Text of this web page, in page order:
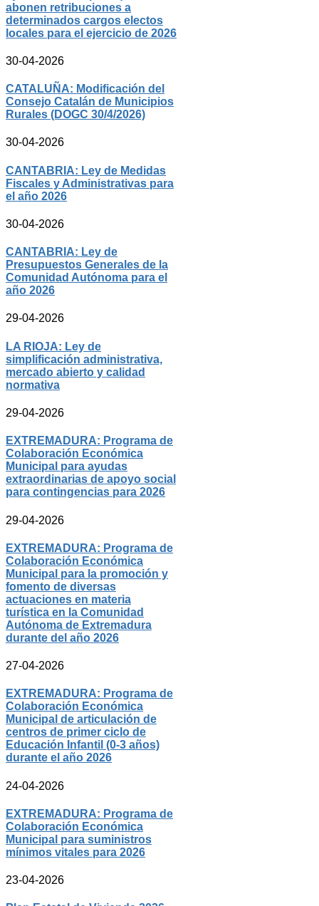
abonen retribuciones a
determinados cargos electos
locales para el ejercicio de 2026
30-04-2026
CATALUÑA: Modificación del
Consejo Catalán de Municipios
Rurales (DOGC 30/4/2026)
30-04-2026
CANTABRIA: Ley de Medidas
Fiscales y Administrativas para
el año 2026
30-04-2026
CANTABRIA: Ley de
Presupuestos Generales de la
Comunidad Autónoma para el
año 2026
29-04-2026
LA RIOJA: Ley de
simplificación administrativa,
mercado abierto y calidad
normativa
29-04-2026
EXTREMADURA: Programa de
Colaboración Económica
Municipal para ayudas
extraordinarias de apoyo social
para contingencias para 2026
29-04-2026
EXTREMADURA: Programa de
Colaboración Económica
Municipal para la promoción y
fomento de diversas
actuaciones en materia
turística en la Comunidad
Autónoma de Extremadura
durante del año 2026
27-04-2026
EXTREMADURA: Programa de
Colaboración Económica
Municipal de articulación de
centros de primer ciclo de
Educación Infantil (0-3 años)
durante el año 2026
24-04-2026
EXTREMADURA: Programa de
Colaboración Económica
Municipal para suministros
mínimos vitales para 2026
23-04-2026